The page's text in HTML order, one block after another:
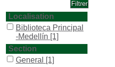
Localisation
Biblioteca Principal
-Medellín [1]
Section
General
[1]